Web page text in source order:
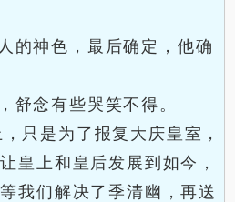
的神色，最后确定，他确
舒念有些哭笑不得。
只是为了报复大庆皇室，
皇上和皇后发展到如今，
我们解决了季清幽，再送